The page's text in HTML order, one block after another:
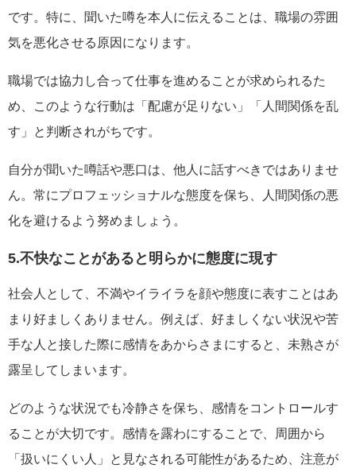
です。特に、聞いた噂を本人に伝えることは、職場の雰囲
気を悪化させる原因になります。
職場では協力し合って仕事を進めることが求められるた
め、このような行動は「配慮が足りない」「人間関係を乱
す」と判断されがちです。
自分が聞いた噂話や悪口は、他人に話すべきではありませ
ん。常にプロフェッショナルな態度を保ち、人間関係の悪
化を避けるよう努めましょう。
5.不快なことがあると明らかに態度に現す
社会人として、不満やイライラを顔や態度に表すことはあ
まり好ましくありません。例えば、好ましくない状況や苦
手な人と接した際に感情をあからさまにすると、未熟さが
露呈してしまいます。
どのような状況でも冷静さを保ち、感情をコントロールす
ることが大切です。感情を露わにすることで、周囲から
「扱いにくい人」と見なされる可能性があるため、注意が